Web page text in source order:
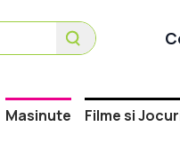
Masinute Filme si